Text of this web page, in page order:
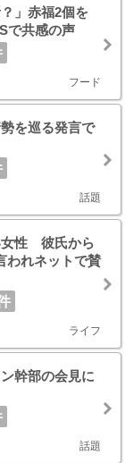
」赤福2個を
で共感の声
フード
を巡る発言で
話題
女性 彼氏から
われネットで賛
ライフ
幹部の会見に
話題